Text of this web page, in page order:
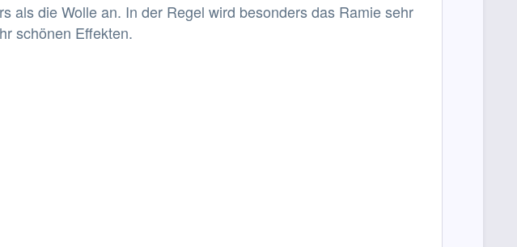
als die Wolle an. In der Regel wird besonders das Ramie sehr
schönen Effekten.